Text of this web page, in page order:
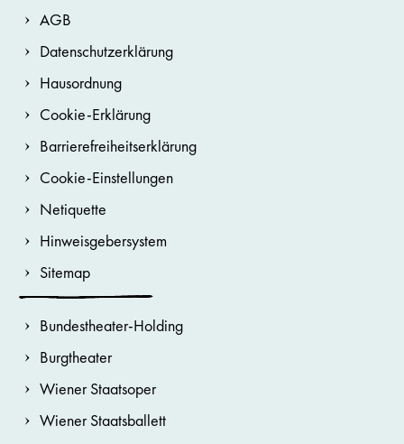
AGB
Datenschutzerklärung
Hausordnung
Cookie-Erklärung
Barrierefreiheitserklärung
Cookie-Einstellungen
Netiquette
Hinweisgebersystem
Sitemap
Bundestheater-Holding
Burgtheater
Wiener Staatsoper
Wiener Staatsballett